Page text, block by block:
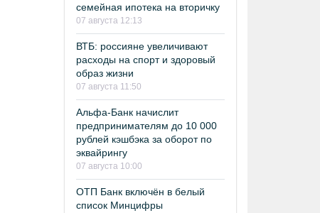
семейная ипотека на вторичку
07 августа 12:13
ВТБ: россияне увеличивают
расходы на спорт и здоровый
образ жизни
07 августа 11:50
Альфа-Банк начислит
предпринимателям до 10 000
рублей кэшбэка за оборот по
эквайрингу
07 августа 10:00
ОТП Банк включён в белый
список Минцифры